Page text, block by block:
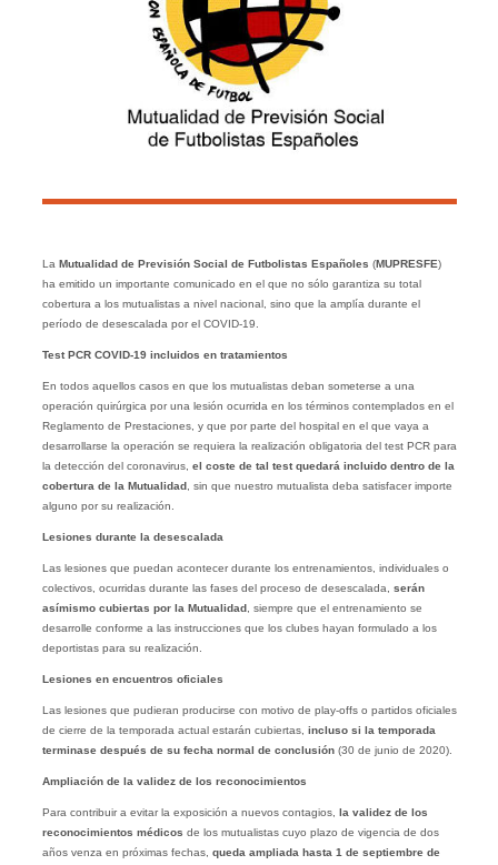
La Mutualidad de Previsión Social de Futbolistas Españoles (MUPRESFE)
ha emitido un importante comunicado en el que no sólo garantiza su total
cobertura a los mutualistas a nivel nacional, sino que la amplía durante el
período de desescalada por el COVID-19.
Test PCR COVID-19 incluidos en tratamientos
En todos aquellos casos en que los mutualistas deban someterse a una
operación quirúrgica por una lesión ocurrida en los términos contemplados en el
Reglamento de Prestaciones, y que por parte del hospital en el que vaya a
desarrollarse la operación se requiera la realización obligatoria del test PCR para
la detección del coronavirus, el coste de tal test quedará incluido dentro de la
cobertura de la Mutualidad, sin que nuestro mutualista deba satisfacer importe
alguno por su realización.
Lesiones durante la desescalada
Las lesiones que puedan acontecer durante los entrenamientos, individuales o
colectivos, ocurridas durante las fases del proceso de desescalada, serán
asímismo cubiertas por la Mutualidad, siempre que el entrenamiento se
desarrolle conforme a las instrucciones que los clubes hayan formulado a los
deportistas para su realización.
Lesiones en encuentros oficiales
Las lesiones que pudieran producirse con motivo de play-offs o partidos oficiales
de cierre de la temporada actual estarán cubiertas, incluso si la temporada
terminase después de su fecha normal de conclusión(30 de junio de 2020).
Ampliación de la validez de los reconocimientos
Para contribuir a evitar la exposición a nuevos contagios, la validez de los
reconocimientos médicos de los mutualistas cuyo plazo de vigencia de dos
años venza en próximas fechas, queda ampliada hasta 1 de septiembre de